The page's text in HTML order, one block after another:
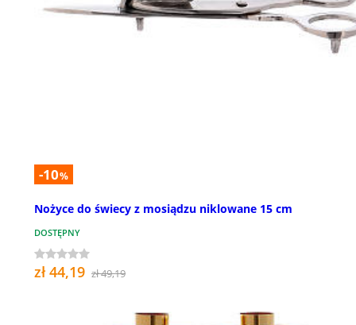
-10%
Nożyce do świecy z mosiądzu niklowane 15 cm
DOSTĘPNY
zł 44,19 zł 49,19